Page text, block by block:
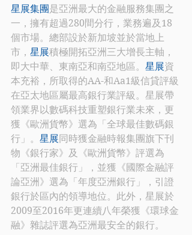
星展集團是亞洲最大的金融服務集團之
一，擁有超過280間分行，業務遍及18
個市場。總部設於新加坡並於當地上
市， 星展積極開拓亞洲三大增長主軸，
即大中華、東南亞和南亞地區。 星展資
本充裕，所取得的AA-和Aa1級信貸評級
在亞太地區屬最高銀行業評級。星展帶
領業界以數碼科技重塑銀行業未來，更
獲《歐洲貨幣》選為「全球最佳數碼銀
行」。 星展同時獲金融時報集團旗下刊
物《銀行家》及《歐洲貨幣》評選為
「亞洲最佳銀行」，並獲《國際金融評
論亞洲》選為「年度亞洲銀行」，引證
銀行於區內的領導地位。此外，星展於
2009至2016年更連續八年榮獲《環球金
融》雜誌評選為亞洲最安全的銀行。